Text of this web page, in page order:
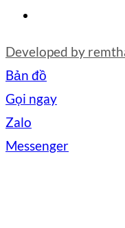
Developed by
Bản đồ
Gọi ngay
Zalo
Messenger